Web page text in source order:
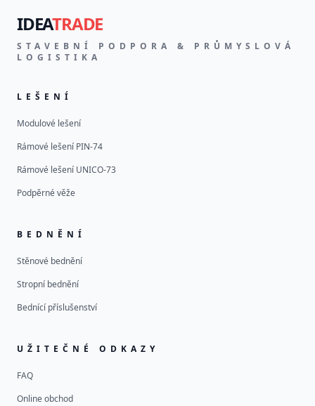
IDEATRADE
STAVEBNÍ PODPORA & PRŮMYSLOVÁ
LOGISTIKA
LEŠENÍ
Modulové lešení
Rámové lešení PIN-74
Rámové lešení UNICO-73
Podpěrné věže
BEDNĚNÍ
Stěnové bednění
Stropní bednění
Bednící příslušenství
UŽITEČNÉ ODKAZY
FAQ
Online obchod